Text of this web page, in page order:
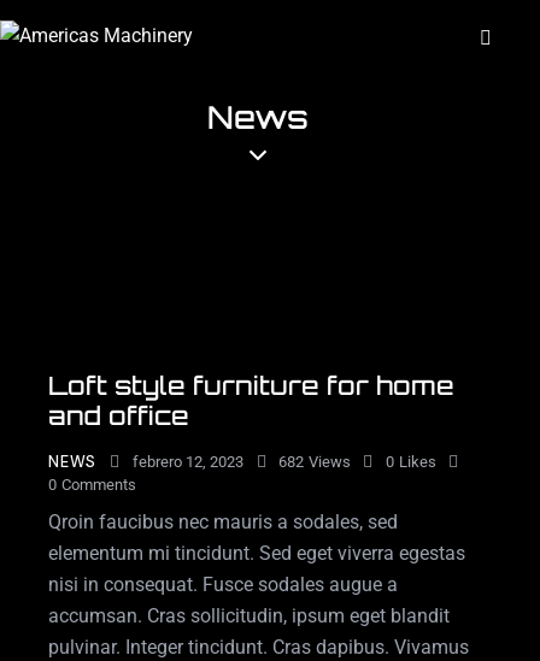
News
Loft style furniture for home
and office
NEWS febrero 12, 2023 682 Views 0 Likes
0 Comments
Qroin faucibus nec mauris a sodales, sed
elementum mi tincidunt. Sed eget viverra egestas
nisi in consequat. Fusce sodales augue a
accumsan. Cras sollicitudin, ipsum eget blandit
pulvinar. Integer tincidunt. Cras dapibus. Vivamus